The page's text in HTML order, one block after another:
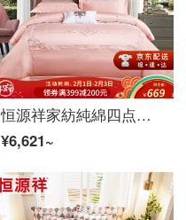
恒源祥家紡純綿四点セット高支持高密60 S綿綿綿綿綿綿綿綿綿綿綿綿綿綿綿綿綿綿綿綿綿綿綿綿綿綿綿綿綿綿綿綿綿綿綿綿綿綿綿綿綿綿綿綿綿綿綿綿綿綿綿綿綿綿刺繍田園風ダブル綿ベッドセット聖地亜歌(粉玉)1.8メートルベッド/布団セット220*240 cm
¥6,621~